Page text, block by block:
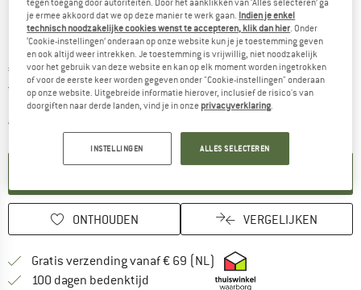
Prijs:
€ 219,95 incl. BTW
Gratis verzending(NL)Nederland. Informatie over de
Artikel momenteel helaas uitverkocht.
ONTHOUDEN VERGELIJKEN
Gratis verzending vanaf € 69 (NL) Vind hier de
100 dagen bedenktijd Vind de betalingsinformatie hier!
je ermee akkoord dat we op deze manier te werk gaan. Indien je enkel
technisch noodzakelijke cookies wenst te accepteren, klik dan hier . Onder
‘Cookie-instellingen’ onderaan op onze website kun je je toestemming geven
en ook altijd weer intrekken. Je toestemming is vrijwillig, niet noodzakelijk
voor het gebruik van deze website en kan op elk moment worden ingetrokken
of voor de eerste keer worden gegeven onder "Cookie-instellingen" onderaan
op onze website. Uitgebreide informatie hierover, inclusief de risico's van
doorgiften naar derde landen, vind je in onze privacyverklaring
INSTELLINGEN ALLES SELECTEREN